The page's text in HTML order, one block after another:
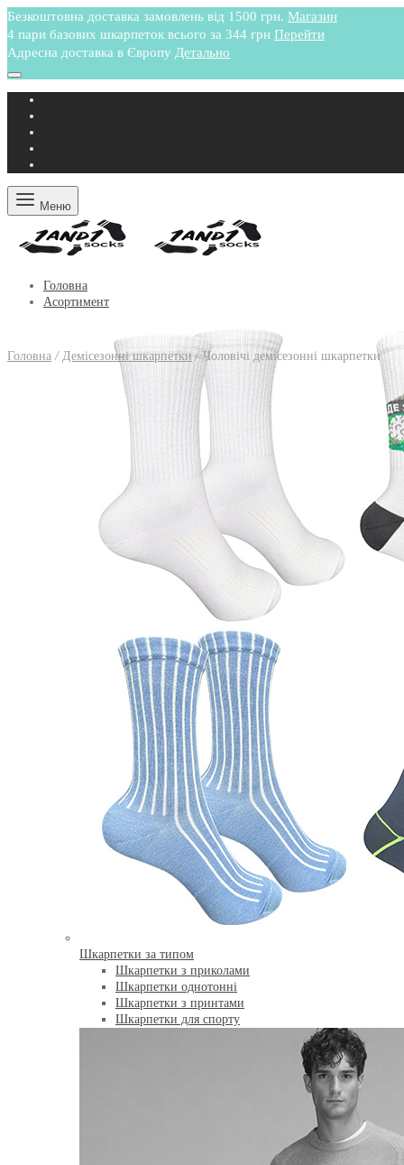
Безкоштовна доставка замовлень від 1500 грн. Магазин
4 пари базових шкарпеток всього за 344 грн Перейти
Адресна доставка в Європу Детально
Меню
Головна
Асортимент
Шкарпетки за типом
Шкарпетки з приколами
Шкарпетки однотонні
Шкарпетки з принтами
Шкарпетки для спорту
Головна / Демісезонні шкарпетки /Чоловічі демісезонні шкарпетки